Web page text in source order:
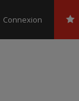
Connexion